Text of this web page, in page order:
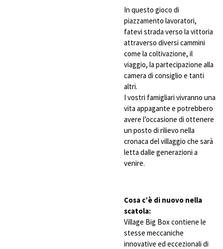
In questo gioco di
piazzamento lavoratori,
fatevi strada verso la vittoria
attraverso diversi cammini
come la coltivazione, il
viaggio, la partecipazione alla
camera di consiglio e tanti
altri.
I vostri famigliari vivranno una
vita appagante e potrebbero
avere l’occasione di ottenere
un posto di rilievo nella
cronaca del villaggio che sarà
letta dalle generazioni a
venire.
Cosa c’è di nuovo nella
scatola:
Village Big Box contiene le
stesse meccaniche
innovative ed eccezionali di